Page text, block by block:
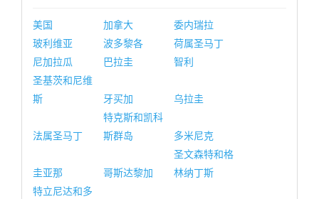
美国 加拿大
委内瑞拉
玻利维亚
波多黎各
荷属圣马丁
尼加拉瓜
巴拉圭
智利
圣基茨和尼维
斯
牙买加 乌拉圭
法属圣马丁
特克斯和凯科
斯群岛
多米尼克
圭亚那 哥斯达黎加
圣文森特和格
林纳丁斯
特立尼达和多